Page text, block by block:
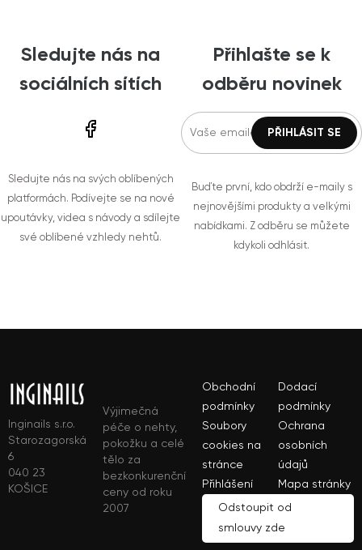
Sledujte nás na
sociálních sítích
Sledujte nás na svých oblíbených
platformách. Podívejte se na nové
upoutávky, videa s návody a sdílejte
své oblíbené vzhledy nehtů.
Přihlašte se k
odběru novinek
Buďte první, kdo obdrží e-maily s
nejnovějšími produkty a velkými
nabídkami. Z odběru se můžete
kdykoli odhlásit.
Inginails s.r.o.
Starozagorská
6
040 23
KOŠICE
Výjimečná
péče o nehty,
pokožku a celé
tělo za
bezkonkurenční
ceny od roku
2007
Obchodní
podmínky
Dodací
podmínky
Soubory
cookies na
stránce
Ochrana
osobních
údajů
Přihlášení
Mapa stránky
Odstoupit od
smlouvy zde